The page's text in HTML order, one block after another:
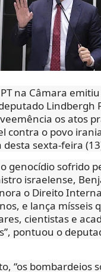
na Câmara
Lindbergh
os atos
contra o povo
sexta-feira
genocídio sofrido
israelense,
o Direito
e lança mísseis
cientistas e
pontuou o
“os bombardeios